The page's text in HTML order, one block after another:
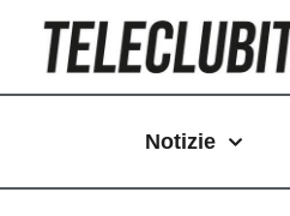
contenuto
Notizie